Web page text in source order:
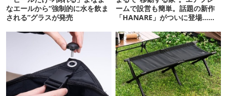
なエールから“強制的に水を飲ま
される”グラスが発売
ームで設営も簡単。話題の新作
「HANARE」がついに登場…！